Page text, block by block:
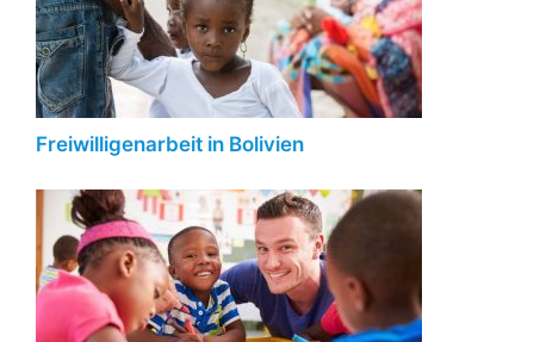
Freiwilligenarbeit in Bolivien